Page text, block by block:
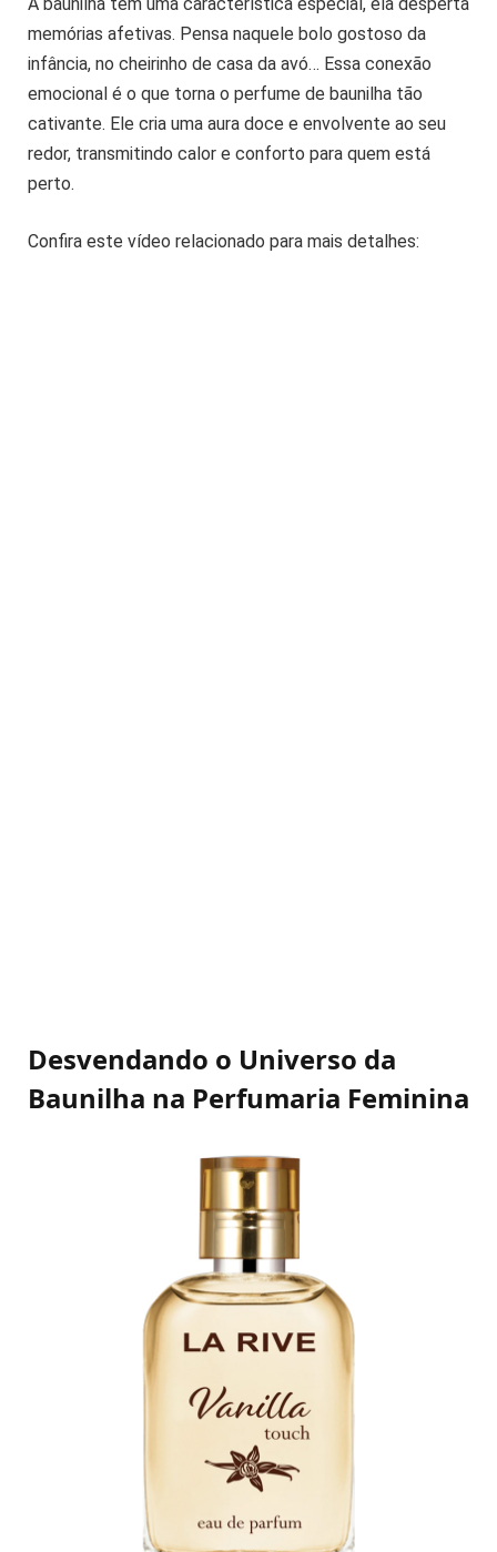
A baunilha tem uma característica especial, ela desperta
memórias afetivas. Pensa naquele bolo gostoso da
infância, no cheirinho de casa da avó… Essa conexão
emocional é o que torna o perfume de baunilha tão
cativante. Ele cria uma aura doce e envolvente ao seu
redor, transmitindo calor e conforto para quem está
perto.
Confira este vídeo relacionado para mais detalhes:
Desvendando o Universo da
Baunilha na Perfumaria Feminina